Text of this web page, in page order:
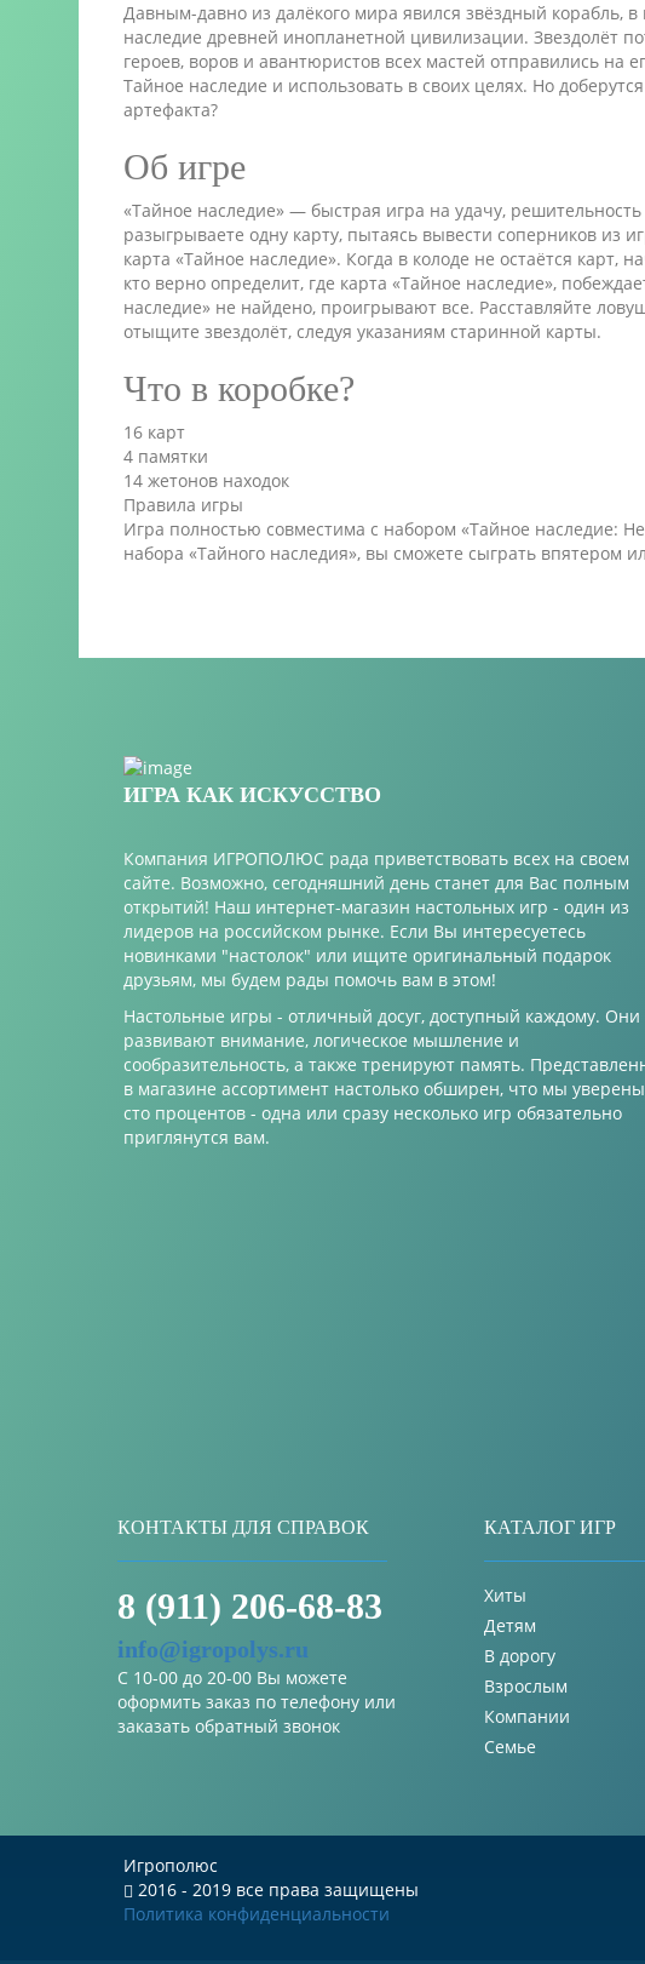
Давным-давно из далёкого мира явился звёздный корабль, в
наследие древней инопланетной цивилизации. Звездолёт
героев, воров и авантюристов всех мастей отправились на
Тайное наследие и использовать в своих целях. Но
артефакта?
Об игре
«Тайное наследие» — быстрая игра на удачу,
разыгрываете одну карту, пытаясь вывести соперников из
карта «Тайное наследие». Когда в колоде не остаётся карт,
кто верно определит, где карта «Тайное наследие»,
наследие» не найдено, проигрывают все. Расставляйте
отыщите звездолёт, следуя указаниям старинной карты.
Что в коробке?
16 карт
4 памятки
14 жетонов находок
Правила игры
Игра полностью совместима с набором «Тайное наследие:
набора «Тайного наследия», вы сможете сыграть впятером
ИГРА КАК ИСКУССТВО
Компания ИГРОПОЛЮС рада приветствовать всех на своем
сайте. Возможно, сегодняшний день станет для Вас полным
открытий! Наш интернет-магазин настольных игр - один из
лидеров на российском рынке. Если Вы интересуетесь
новинками "настолок" или ищите оригинальный подарок
друзьям, мы будем рады помочь вам в этом!
Настольные игры - отличный досуг, доступный каждому. Они
развивают внимание, логическое мышление и
сообразительность, а также тренируют память.
в магазине ассортимент настолько обширен, что мы
сто процентов - одна или сразу несколько игр обязательно
приглянутся вам.
КОНТАКТЫ ДЛЯ СПРАВОК
8 (911) 206-68-83
info@igropolys.ru
С 10-00 до 20-00 Вы можете
оформить заказ по телефону или
заказать обратный звонок
КАТАЛОГ ИГР
Хиты
Детям
В дорогу
Взрослым
Компании
Семье
Игрополюс
2016 - 2019 все права защищены
Политика конфиденциальности